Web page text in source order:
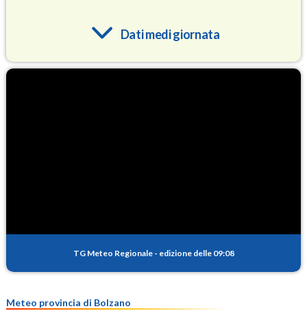
Dati medi giornata
PM25
TG Meteo Regionale - edizione delle 09:08
Meteo provincia di Bolzano